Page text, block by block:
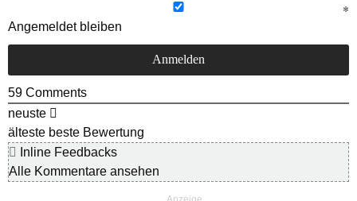
Angemeldet bleiben
59 Comments
neuste
älteste beste Bewertung
Inline Feedbacks
Alle Kommentare ansehen